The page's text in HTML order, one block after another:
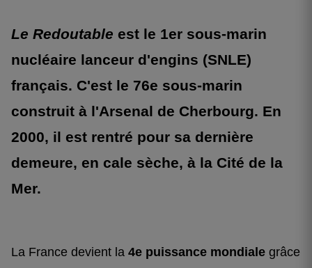
Le Redoutable est le 1er sous-marin
nucléaire lanceur d'engins (SNLE)
français. C'est le 76e sous-marin
construit à l'Arsenal de Cherbourg. En
2000, il est rentré pour sa dernière
demeure, en cale sèche, à la Cité de la
Mer.
La France devient la 4e puissance mondiale grâce